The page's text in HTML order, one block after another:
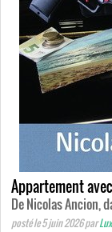
Appartement
De Nicolas Ancion,
posté le 5 juin 2026par